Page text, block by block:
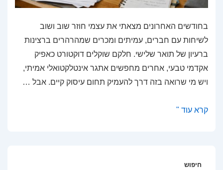
בחודשים האחרונים מצאתי את עצמי חוזר שוב ושוב
לשיחות עם חברים, עמיתים ומכרים שמהרהרים ברצינות
ברעיון של תואר שלישי. חלקם שוקלים דוקטורט כאפיק
אקדמי טבעי, אחרים מחפשים אתגר אינטלקטואלי אמיתי,
ויש מי שרואה בזה דרך להעמיק תחום עיסוק קיים. אבל …
כמה
דוקטורט
קרא עוד "
חיפוש